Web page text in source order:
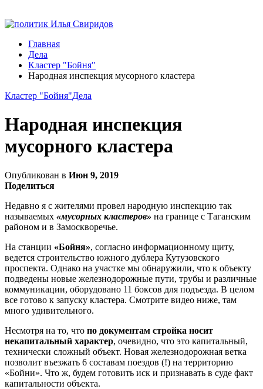
Главная
Дела
Кластер "Бойня"
Народная инспекция мусорного кластера
Кластер "Бойня"Дела
Народная инспекция
мусорного кластера
Опубликован в Июн 9, 2019
Поделиться
Недавно я с жителями провел народную инспекцию так
называемых «мусорных кластеров» на границе с Таганским
районом и в Замоскворечье.
На станции «Бойня», согласно информационному щиту,
ведется строительство южного дублера Кутузовского
проспекта. Однако на участке мы обнаружили, что к объекту
подведены новые железнодорожные пути, трубы и различные
коммуникации, оборудовано 11 боксов для подъезда. В целом
все готово к запуску кластера. Смотрите видео ниже, там
много удивительного.
Несмотря на то, что по документам стройка носит
некапитальный характер, очевидно, что это капитальный,
технически сложный объект. Новая железнодорожная ветка
позволит въезжать 6 составам поездов (!) на территорию
«Бойни». Что ж, будем готовить иск и признавать в суде факт
капитальности объекта.